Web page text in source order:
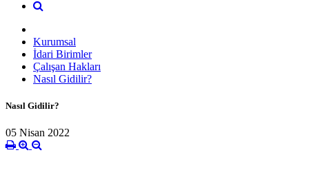
Kurumsal
İdari Birimler
Çalışan Hakları
Nasıl Gidilir?
Nasıl Gidilir?
05 Nisan 2022